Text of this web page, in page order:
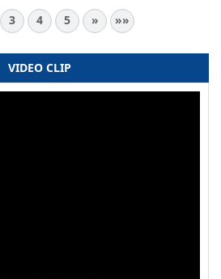
3 4 5 » »»
VIDEO CLIP